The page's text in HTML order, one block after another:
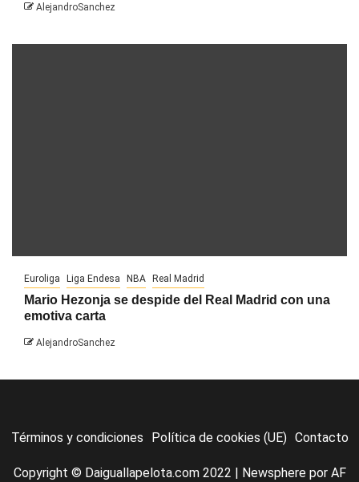
AlejandroSanchez
Euroliga Liga Endesa NBA Real Madrid
Mario Hezonja se despide del Real Madrid con una
emotiva carta
AlejandroSanchez
Términos y condiciones Política de cookies (UE) Contacto
Copyright © Daiguallapelota.com 2022 | Newspherepor AF